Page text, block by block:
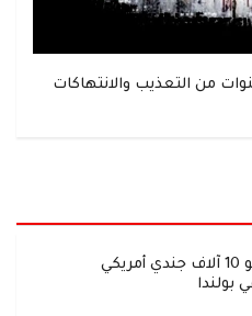
مؤثرة: جندي يروي 3 سنوات من التعذيب والانتهاكات
موسكو تؤكد: نحو 10 آلاف جندي أمريكي
بولندا